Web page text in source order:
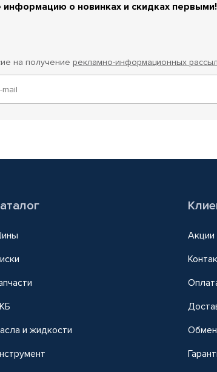
информацию о новинках и скидках первыми!
на получение рекламно-информационных
и жидкости
Акции
Обмен